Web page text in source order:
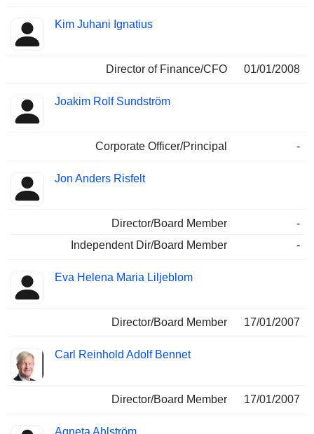
Kim Juhani Ignatius
Director of Finance/CFO 01/01/2008
Joakim Rolf Sundström
Corporate Officer/Principal -
Jon Anders Risfelt
Director/Board Member
-
Independent Dir/Board Member
-
Eva Helena Maria Liljeblom
Director/Board Member 17/01/2007
Carl Reinhold Adolf Bennet
Director/Board Member 17/01/2007